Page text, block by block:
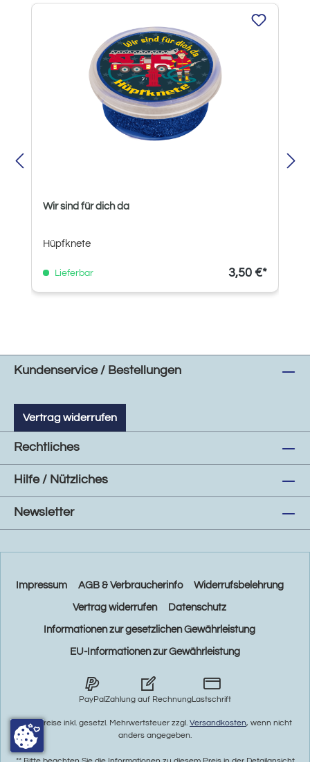
Produktgalerie überspringen
Wir sind für dich da
Hüpfknete
Lieferbar 3,50 €*
Kundenservice / Bestellungen
Vertrag widerrufen
Rechtliches
Hilfe / Nützliches
Newsletter
Impressum AGB & Verbraucherinfo Widerrufsbelehrung
Vertrag widerrufen Datenschutz
Informationen zur gesetzlichen Gewährleistung
EU-Informationen zur Gewährleistung
PayPalZahlung auf RechnungLastschrift
* Alle Preise inkl. gesetzl. Mehrwertsteuer zzgl. Versandkosten, wenn nicht
anders angegeben.